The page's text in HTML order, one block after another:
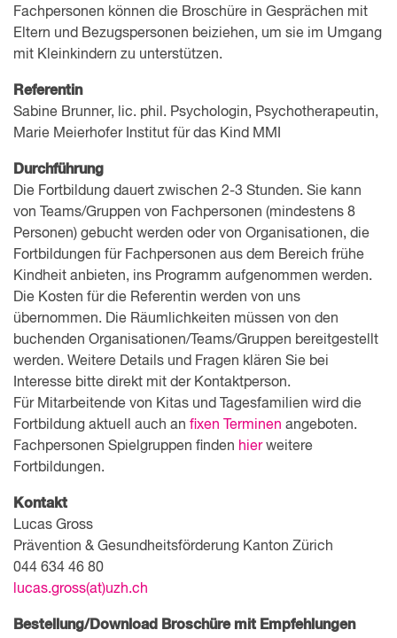
Fachpersonen können die Broschüre in Gesprächen mit
Eltern und Bezugspersonen beiziehen, um sie im Umgang
mit Kleinkindern zu unterstützen.
Referentin
Sabine Brunner, lic. phil. Psychologin, Psychotherapeutin,
Marie Meierhofer Institut für das Kind MMI
Durchführung
Die Fortbildung dauert zwischen 2-3 Stunden. Sie kann
von Teams/Gruppen von Fachpersonen (mindestens 8
Personen) gebucht werden oder von Organisationen, die
Fortbildungen für Fachpersonen aus dem Bereich frühe
Kindheit anbieten, ins Programm aufgenommen werden.
Die Kosten für die Referentin werden von uns
übernommen. Die Räumlichkeiten müssen von den
buchenden Organisationen/Teams/Gruppen bereitgestellt
werden. Weitere Details und Fragen klären Sie bei
Interesse bitte direkt mit der Kontaktperson.
Für Mitarbeitende von Kitas und Tagesfamilien wird die
Fortbildung aktuell auch an fixen Terminen angeboten.
Fachpersonen Spielgruppen finden hierweitere
Fortbildungen.
Kontakt
Lucas Gross
Prävention & Gesundheitsförderung Kanton Zürich
044 634 46 80
lucas.gross(at)uzh.ch
Bestellung/Download Broschüre mit Empfehlungen